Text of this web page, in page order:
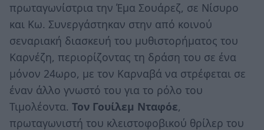
πρωταγωνίστρια την Έμα Σουάρεζ, σε Νίσυρο
και Κω. Συνεργάστηκαν στην από κοινού
σεναριακή διασκευή του μυθιστορήματος του
Καρνέζη, περιορίζοντας τη δράση του σε ένα
μόνον 24ωρο, με τον Καρναβά να στρέφεται σε
έναν άλλο γνωστό του για το ρόλο του
Τιμολέοντα. Τον Γουίλεμ Νταφόε,
πρωταγωνιστή του κλειστοφοβικού θρίλερ του